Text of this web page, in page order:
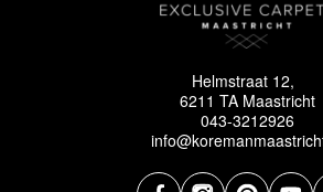
Helmstraat 12,
6211 TA Maastricht
043-3212926